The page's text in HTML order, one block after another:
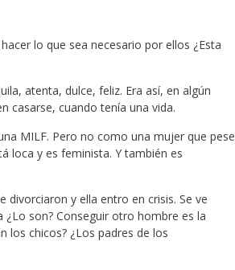
lo que sea necesario por ellos ¿Esta
atenta, dulce, feliz. Era así, en algún
casarse, cuando tenía una vida.
MILF. Pero no como una mujer que pese
loca y es feminista. Y también es
divorciaron y ella entro en crisis. Se ve
son? Conseguir otro hombre es la
los chicos? ¿Los padres de los